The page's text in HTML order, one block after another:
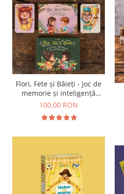
Flori, Fete și Băieți - Joc de
memorie și inteligență
emoțională
100,00 RON